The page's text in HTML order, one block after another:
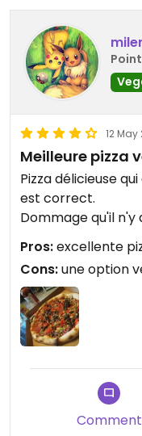
12 May
Meilleure pizza
Pizza délicieuse
est correct.
Dommage qu'il n'y
Pros:excellente
Cons:une option
Comment